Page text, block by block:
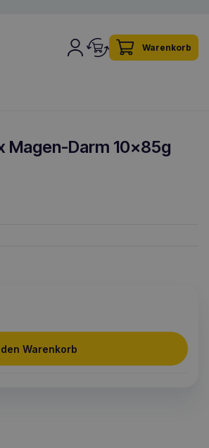
Warenkorb
Magen-Darm 10x85g
Warenkorb